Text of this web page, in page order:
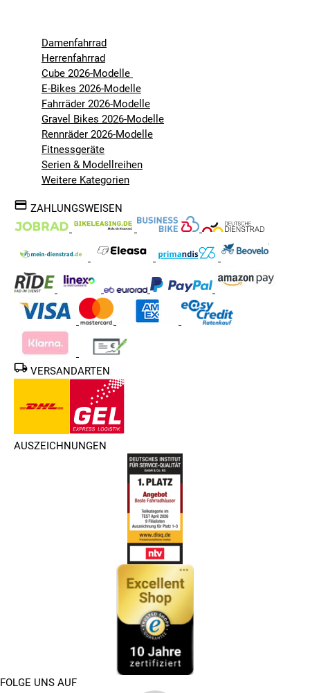
Damenfahrrad
Herrenfahrrad
Cube 2026-Modelle
E-Bikes 2026-Modelle
Fahrräder 2026-Modelle
Gravel Bikes 2026-Modelle
Rennräder 2026-Modelle
Fitnessgeräte
Serien & Modellreihen
Weitere Kategorien
ZAHLUNGSWEISEN
VERSANDARTEN
AUSZEICHNUNGEN
FOLGE UNS AUF